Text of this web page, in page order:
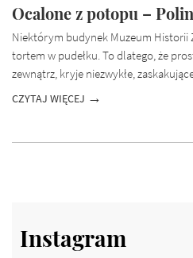
Ocalone z potopu – Polin
Niektórym budynek Muzeum Historii
tortem w pudełku. To dlatego, że
zewnątrz, kryje niezwykłe,
CZYTAJ WIĘCEJ
Instagram